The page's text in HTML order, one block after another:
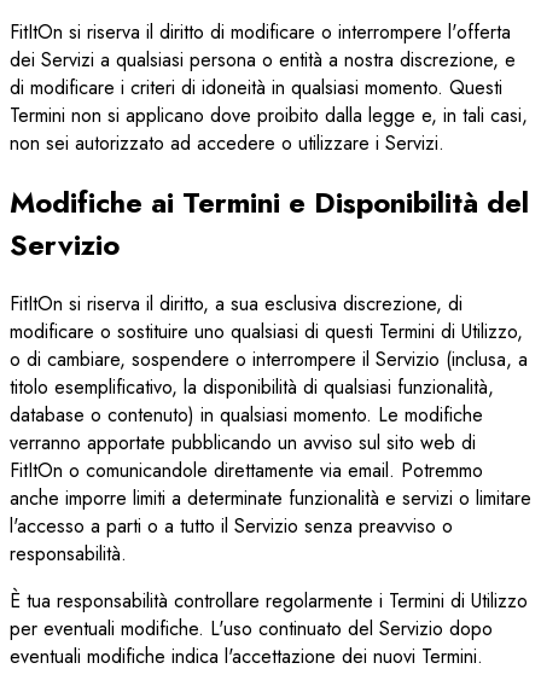
FitItOn si riserva il diritto di modificare o interrompere l'offerta
dei Servizi a qualsiasi persona o entità a nostra discrezione, e
di modificare i criteri di idoneità in qualsiasi momento. Questi
Termini non si applicano dove proibito dalla legge e, in tali casi,
non sei autorizzato ad accedere o utilizzare i Servizi.
Modifiche ai Termini e Disponibilità del
Servizio
FitItOn si riserva il diritto, a sua esclusiva discrezione, di
modificare o sostituire uno qualsiasi di questi Termini di Utilizzo,
o di cambiare, sospendere o interrompere il Servizio (inclusa, a
titolo esemplificativo, la disponibilità di qualsiasi funzionalità,
database o contenuto) in qualsiasi momento. Le modifiche
verranno apportate pubblicando un avviso sul sito web di
FitItOn o comunicandole direttamente via email. Potremmo
anche imporre limiti a determinate funzionalità e servizi o limitare
l'accesso a parti o a tutto il Servizio senza preavviso o
responsabilità.
È tua responsabilità controllare regolarmente i Termini di Utilizzo
per eventuali modifiche. L'uso continuato del Servizio dopo
eventuali modifiche indica l'accettazione dei nuovi Termini.